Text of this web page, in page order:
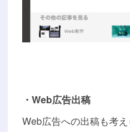
・Web広告出稿
Web広告への出稿も考